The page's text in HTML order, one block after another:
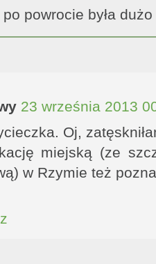
powrocie była
23 września 2013
Oj,
miejską (ze
w Rzymie też